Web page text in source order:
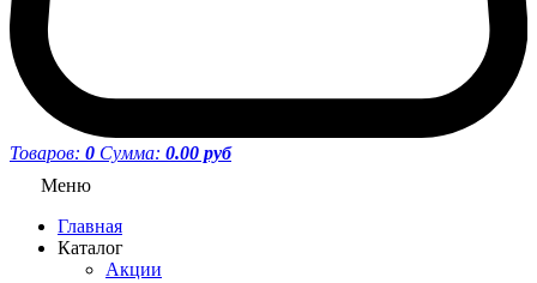
Товаров: 0 Сумма: 0.00 руб
Меню
Главная
Каталог
Акции